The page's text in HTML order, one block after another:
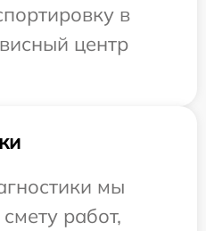
в
центр
мы
работ,